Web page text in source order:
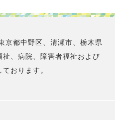
京都中野区、清瀬市、栃木県
、病院、障害者福祉および
おります。